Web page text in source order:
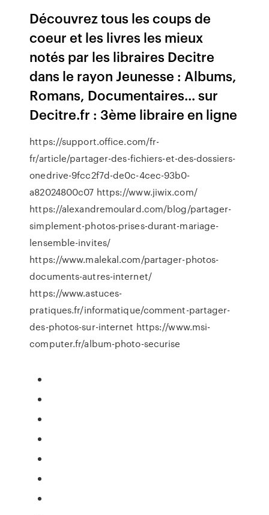
Découvrez tous les coups de
coeur et les livres les mieux
notés par les libraires Decitre
dans le rayon Jeunesse : Albums,
Romans, Documentaires... sur
Decitre.fr : 3ème libraire en ligne
https://support.office.com/fr-
fr/article/partager-des-fichiers-et-des-dossiers-
onedrive-9fcc2f7d-de0c-4cec-93b0-
a82024800c07 https://www.jiwix.com/
https://alexandremoulard.com/blog/partager-
simplement-photos-prises-durant-mariage-
lensemble-invites/
https://www.malekal.com/partager-photos-
documents-autres-internet/
https://www.astuces-
pratiques.fr/informatique/comment-partager-
des-photos-sur-internet https://www.msi-
computer.fr/album-photo-securise